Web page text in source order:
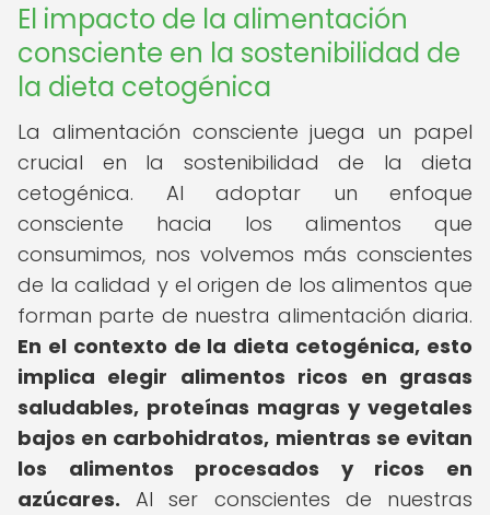
El impacto de la alimentación
consciente en la sostenibilidad de
la dieta cetogénica
La alimentación consciente juega un papel
crucial en la sostenibilidad de la dieta
cetogénica. Al adoptar un enfoque
consciente hacia los alimentos que
consumimos, nos volvemos más conscientes
de la calidad y el origen de los alimentos que
forman parte de nuestra alimentación diaria.
En el contexto de la dieta cetogénica, esto
implica elegir alimentos ricos en grasas
saludables, proteínas magras y vegetales
bajos en carbohidratos, mientras se evitan
los alimentos procesados y ricos en
azúcares. Al ser conscientes de nuestras